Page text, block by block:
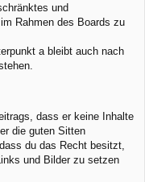
und
Rahmen des Boards zu
a bleibt auch nach
dass er keine Inhalte
die guten Sitten
du das Recht besitzt,
und Bilder zu setzen